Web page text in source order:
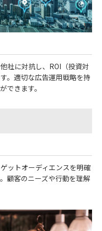
社に対抗し、ROI（投資対
。適切な広告運用戦略を持
できます。
ットオーディエンスを明確
顧客のニーズや行動を理解